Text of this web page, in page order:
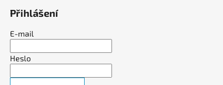
Přihlášení
E-mail
Heslo